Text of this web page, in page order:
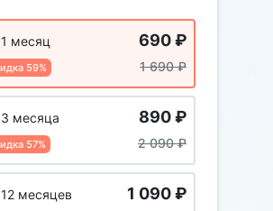
месяц
59%
690₽
1 690₽
месяца
57%
890₽
2 090₽
месяцев 1 090₽